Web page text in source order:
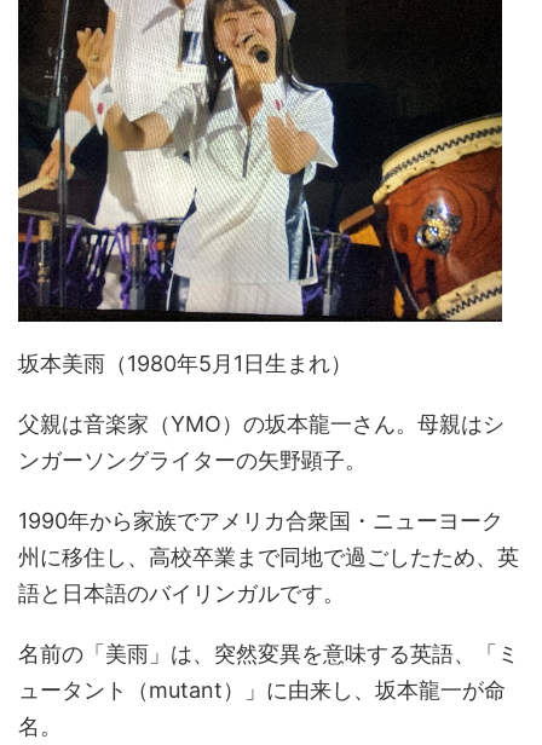
坂本美雨（1980年5月1日生まれ）
父親は音楽家（YMO）の坂本龍一さん。母親はシ
ンガーソングライターの矢野顕子。
1990年から家族でアメリカ合衆国・ニューヨーク
州に移住し、高校卒業まで同地で過ごしたため、英
語と日本語のバイリンガルです。
名前の「美雨」は、突然変異を意味する英語、「ミ
ュータント（mutant）」に由来し、坂本龍一が命
名。